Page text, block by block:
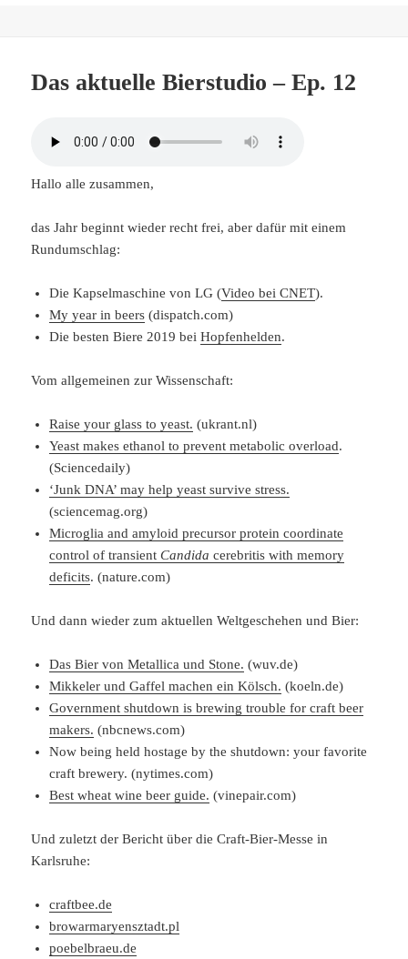
Das aktuelle Bierstudio – Ep. 12
Hallo alle zusammen,
das Jahr beginnt wieder recht frei, aber dafür mit einem
Rundumschlag:
Die Kapselmaschine von LG (Video bei CNET).
My year in beers (dispatch.com)
Die besten Biere 2019 beiHopfenhelden.
Vom allgemeinen zur Wissenschaft:
Raise your glass to yeast. (ukrant.nl)
Yeast makes ethanol to prevent metabolic overload.
(Sciencedaily)
‘Junk DNA’ may help yeast survive stress.
(sciencemag.org)
Microglia and amyloid precursor protein coordinate
control of transientCandida cerebritis with memory
deficits. (nature.com)
Und dann wieder zum aktuellen Weltgeschehen und Bier:
Das Bier von Metallica und Stone. (wuv.de)
Mikkeler und Gaffel machen ein Kölsch. (koeln.de)
Government shutdown is brewing trouble for craft beer
makers. (nbcnews.com)
Now being held hostage by the shutdown: your favorite
craft brewery. (nytimes.com)
Best wheat wine beer guide. (vinepair.com)
Und zuletzt der Bericht über die Craft-Bier-Messe in
Karlsruhe:
craftbee.de
browarmaryensztadt.pl
poebelbraeu.de